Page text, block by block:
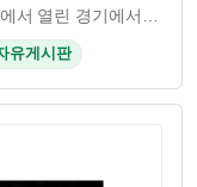
서 열린 경기에서
고 시민들이
화성시민들에게
제로 …
유게시판